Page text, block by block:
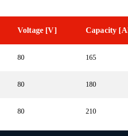
Voltage [V] Capacity
80 165
80 180
80 210